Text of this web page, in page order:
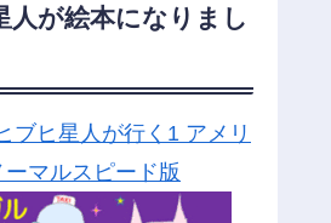
人が絵本になりまし
ブヒ星人が行く1 アメリ
ーマルスピード版